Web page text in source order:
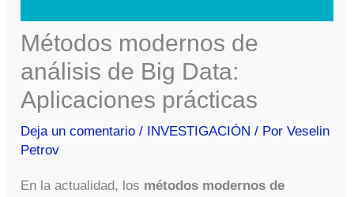
Métodos modernos de
análisis de Big Data:
Aplicaciones prácticas
Deja un comentario / INVESTIGACIÓN / PorVeselin
Petrov
En la actualidad, los métodos modernos de